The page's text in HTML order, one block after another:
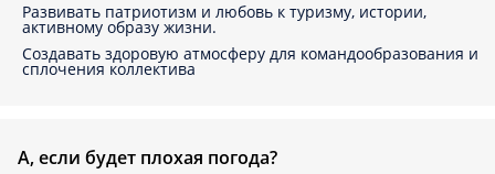
Развивать патриотизм и любовь к туризму, истории,
активному образу жизни.
Создавать здоровую атмосферу для командообразования и
сплочения коллектива
А, если будет плохая погода?